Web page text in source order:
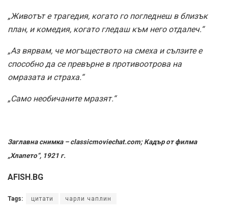
„Животът е трагедия, когато го погледнеш в близък
план, и комедия, когато гледаш към него отдалеч.“
„Аз вярвам, че могъществото на смеха и сълзите е
способно да се превърне в противоотрова на
омразата и страха.“
„Само необичаните мразят.“
Заглавна снимка – classicmoviechat.com; Кадър от филма
„Хлапето“, 1921 г.
AFISH.BG
Tags: цитати чарли чаплин